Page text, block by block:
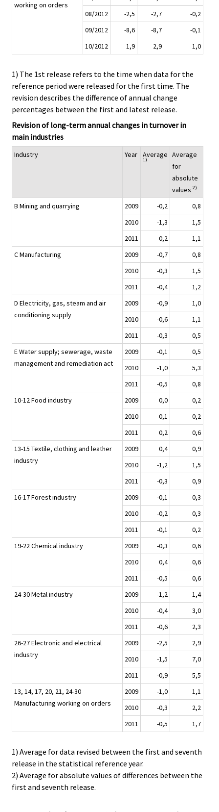
working on orders
08/2012
-2,5 -2,7
-0,2
09/2012
-8,6 -8,7
-0,1
10/2012
1,9 2,9 1,0
1) The 1st release refers to the time when data for the
reference period were released for the first time. The
revision describes the difference of annual change
percentages between the first and latest release.
Revision of long-term annual changes in turnover in
main industries
Industry Year Average
1)
Average
for
absolute
values 2)
B Mining and quarrying 2009 -0,2
0,8
2010
-1,3
1,5
2011
0,2
1,1
C Manufacturing
2009 -0,7
0,8
2010
-0,3
1,5
2011
-0,4
1,2
D Electricity, gas, steam and air
conditioning supply
2009 -0,9
1,0
2010
-0,6
1,1
2011
-0,3
0,5
E Water supply; sewerage, waste
management and remediation act
2009 -0,1
0,5
2010
-1,0
5,3
2011
-0,5
0,8
10-12 Food industry
2009 0,0
0,2
2010
0,1
0,2
2011
0,2
0,6
13-15 Textile, clothing and leather
industry
2009 0,4
0,9
2010
-1,2
1,5
2011
-0,3
0,9
16-17 Forest industry
2009 -0,1
0,3
2010
-0,2
0,3
2011
-0,1
0,2
19-22 Chemical industry
2009 -0,3
0,6
2010
0,4
0,6
2011
-0,5
0,6
24-30 Metal industry
2009 -1,2
1,4
2010
-0,4
3,0
2011
-0,6
2,3
26-27 Electronic and electrical
industry
2009 -2,5
2,9
2010
-1,5
7,0
2011
-0,9
5,5
13, 14, 17, 20, 21, 24-30
Manufacturing working on orders
2009 -1,0
1,1
2010
-0,3
2,2
2011
-0,5 1,7
1) Average for data revised between the first and seventh
release in the statistical reference year.
2) Average for absolute values of differences between the
first and seventh release.